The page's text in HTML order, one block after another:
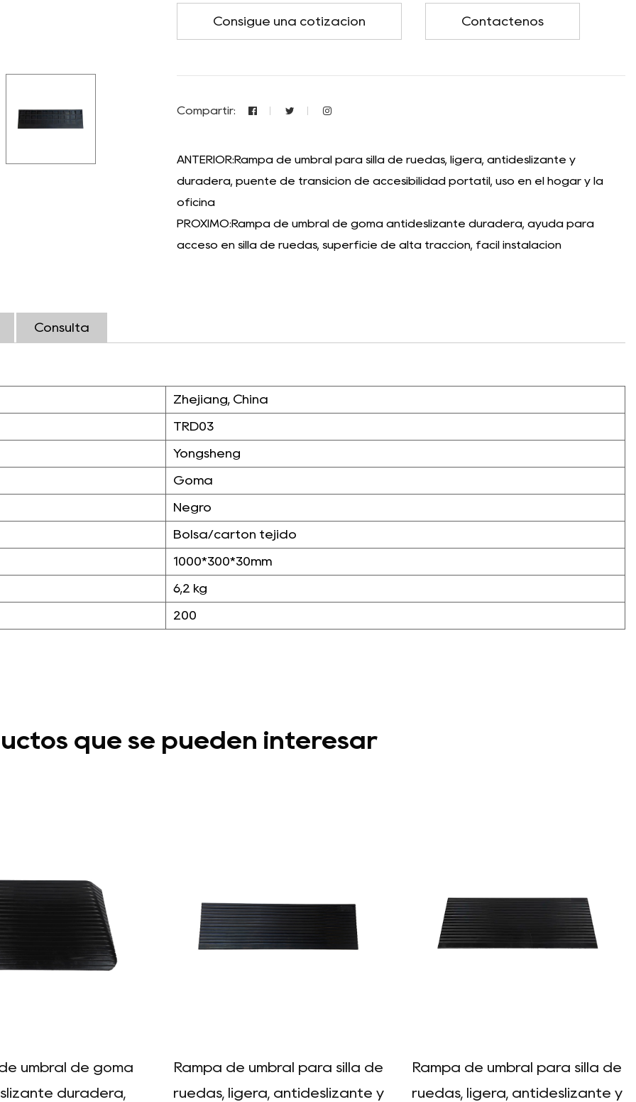
Consigue una cotización Contáctenos
Compartir:
ANTERIOR:Rampa de umbral para silla de ruedas, ligera, antideslizante y
duradera, puente de transición de accesibilidad portátil, uso en el hogar y la
oficina
PRÓXIMO:Rampa de umbral de goma antideslizante duradera, ayuda para
acceso en silla de ruedas, superficie de alta tracción, fácil instalación
Consulta
Zhejiang, China
TRD03
Yongsheng
Goma
Negro
Bolsa/cartón tejido
1000*300*30mm
6,2 kg
200
que se pueden interesar
umbral de goma
duradera,
Rampa de umbral para silla de
ruedas, ligera, antideslizante y
Rampa de umbral para silla de
ruedas, ligera, antideslizante y